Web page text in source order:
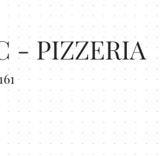
- PIZZERIA